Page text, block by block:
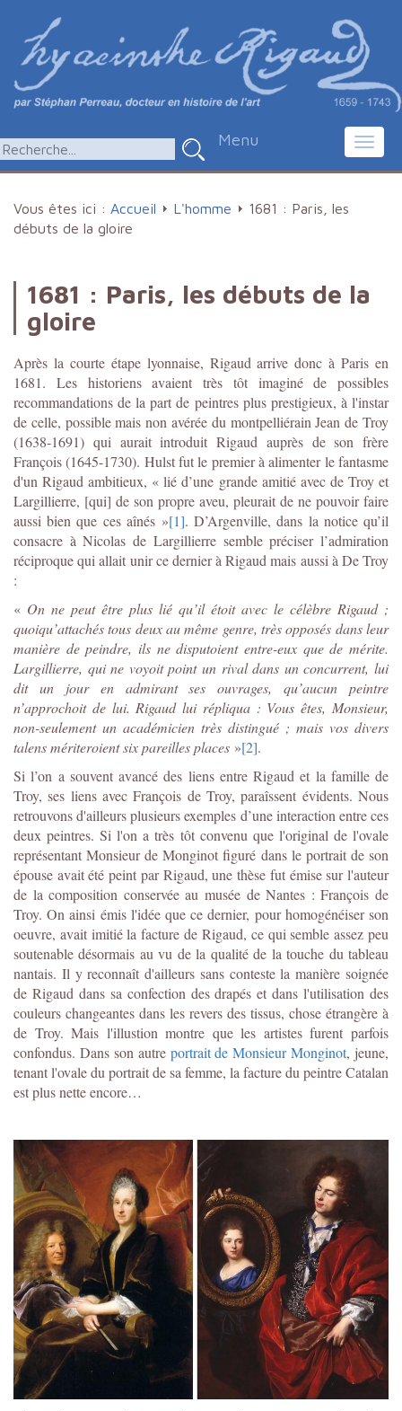
Menu
Vous êtes ici : Accueil L'homme
1681 : Paris, les
débuts de la gloire
1681 : Paris, les débuts de la
gloire
Après la courte étape lyonnaise, Rigaud arrive donc à Paris en
1681. Les historiens avaient très tôt imaginé de possibles
recommandations de la part de peintres plus prestigieux, à l'instar
de celle, possible mais non avérée du montpelliérain Jean de Troy
(1638-1691) qui aurait introduit Rigaud auprès de son frère
François (1645-1730). Hulst fut le premier à alimenter le fantasme
d'un Rigaud ambitieux, « lié d’une grande amitié avec de Troy et
Largillierre, [qui] de son propre aveu, pleurait de ne pouvoir faire
aussi bien que ces aînés »[1]. D’Argenville, dans la notice qu’il
consacre à Nicolas de Largillierre semble préciser l’admiration
réciproque qui allait unir ce dernier à Rigaud mais aussi à De Troy
:
« On ne peut être plus lié qu’il étoit avec le célèbre Rigaud ;
quoiqu’attachés tous deux au même genre, très opposés dans leur
manière de peindre, ils ne disputoient entre-eux que de mérite.
Largillierre, qui ne voyoit point un rival dans un concurrent, lui
dit un jour en admirant ses ouvrages, qu’aucun peintre
n’approchoit de lui. Rigaud lui répliqua : Vous êtes, Monsieur,
non-seulement un académicien très distingué ; mais vos divers
talens mériteroient six pareilles places »[2].
Si l’on a souvent avancé des liens entre Rigaud et la famille de
Troy, ses liens avec François de Troy, paraîssent évidents. Nous
retrouvons d'ailleurs plusieurs exemples d’une interaction entre ces
deux peintres. Si l'on a très tôt convenu que l'original de l'ovale
représentant Monsieur de Monginot figuré dans le portrait de son
épouse avait été peint par Rigaud, une thèse fut émise sur l'auteur
de la composition conservée au musée de Nantes : François de
Troy. On ainsi émis l'idée que ce dernier, pour homogénéiser son
oeuvre, avait imitié la facture de Rigaud, ce qui semble assez peu
soutenable désormais au vu de la qualité de la touche du tableau
nantais. Il y reconnaît d'ailleurs sans conteste la manière soignée
de Rigaud dans sa confection des drapés et dans l'utilisation des
couleurs changeantes dans les revers des tissus, chose étrangère à
de Troy. Mais l'illustion montre que les artistes furent parfois
confondus. Dans son autre portrait de Monsieur Monginot, jeune,
tenant l'ovale du portrait de sa femme, la facture du peintre Catalan
est plus nette encore…